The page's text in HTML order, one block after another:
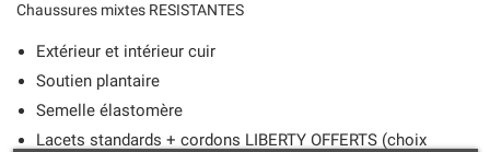
Chaussures mixtes RESISTANTES
Extérieur et intérieur cuir
Soutien plantaire
Semelle élastomère
Lacets standards + cordons LIBERTY OFFERTS (choix